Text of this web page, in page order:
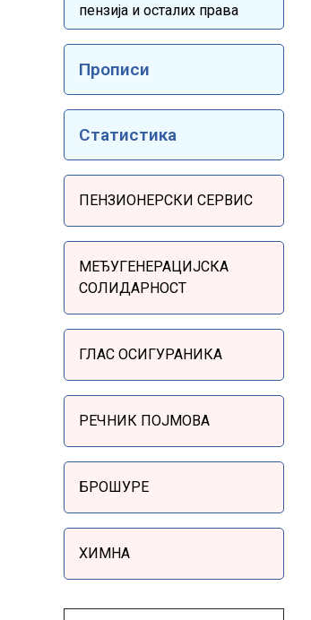
пензија и осталих права
Прописи
Статистика
ПЕНЗИОНЕРСКИ СЕРВИС
МЕЂУГЕНЕРАЦИЈСКА
СОЛИДАРНОСТ
ГЛАС ОСИГУРАНИКА
РЕЧНИК ПОЈМОВА
БРОШУРЕ
ХИМНА